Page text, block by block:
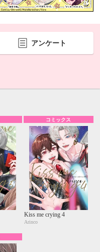
アンケート
コミックス
Kiss me crying 4
Arinco